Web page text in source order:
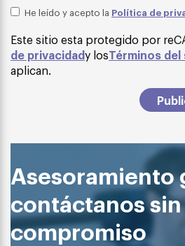
He leído y acepto la Política de
Este sitio esta protegido por
de privacidady losTérminos
aplican.
Asesoramiento
contáctanos sin
compromiso